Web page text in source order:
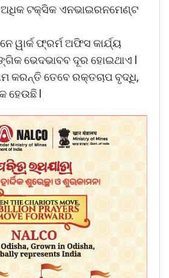
ଅଧିକ ଟକ୍ସିକ ଏନଭାଇରନମେଣ୍ଟ
ୱାର୍କ ଫ୍ରର୍ମ ଅଫିସ କାର୍ଯ୍ୟ
ଭେଦଭାବବ ଦୂର ହୋଇଥାଏ l
କରନ୍ତି ତେବେ ରକ୍ତଚାପ ବୃଦ୍ଧି,
ହେଉଛି l